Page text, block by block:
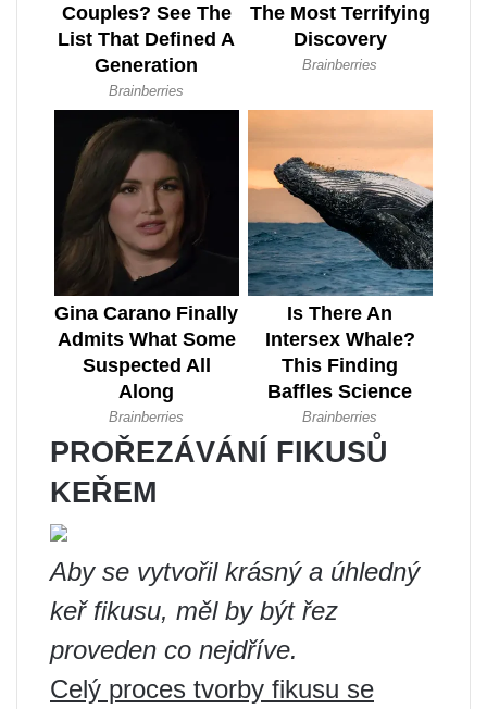
PROŘEZÁVÁNÍ FIKUSŮ
KEŘEM
Aby se vytvořil krásný a úhledný
keř fikusu, měl by být řez
proveden co nejdříve.
Celý proces tvorby fikusu se